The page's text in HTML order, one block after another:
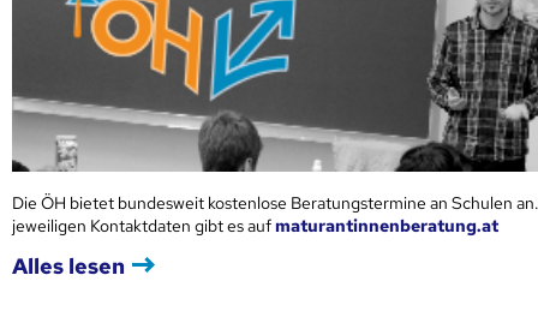
Die ÖH bietet bundesweit kostenlose Beratungstermine an Schulen
jeweiligen Kontaktdaten gibt es aufmaturantinnenberatung.at
Alles lesen